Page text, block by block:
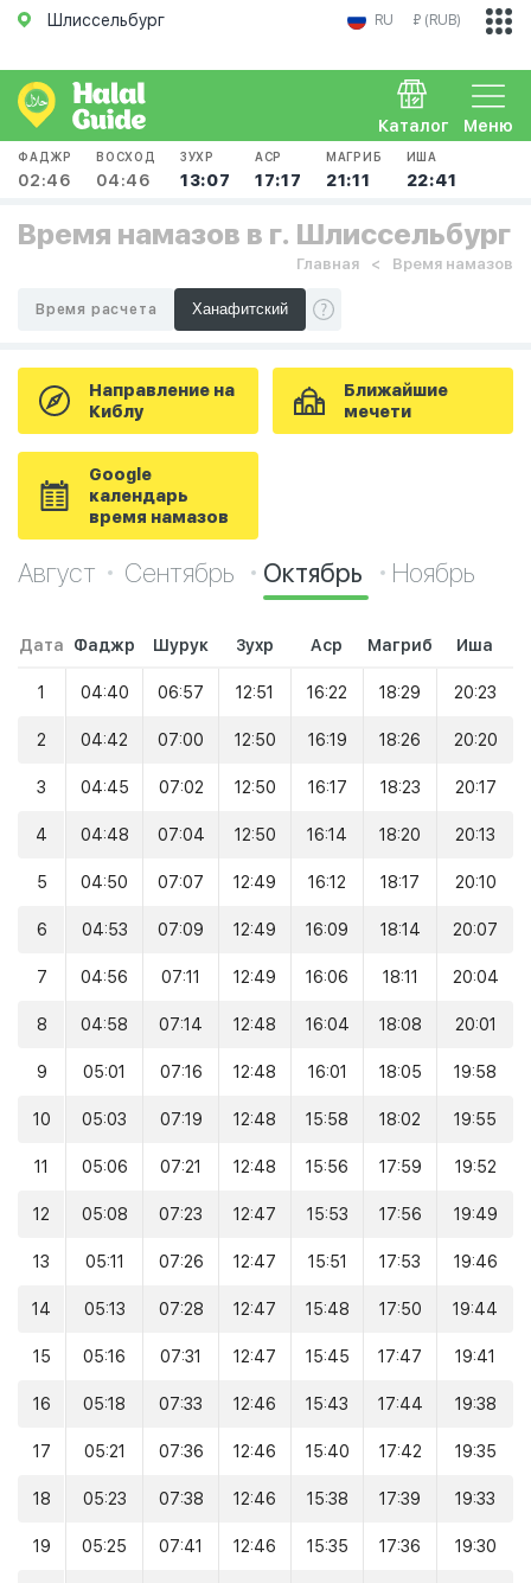
Шлиссельбург RU ₽ (RUB)
Меню
Каталог
ФАДЖР
02:46
ВОСХОД
04:46
ЗУХР
13:07
АСР
17:17
МАГРИБ
21:11
ИША
22:41
Время намазов в г. Шлиссельбург
Главная Время намазов
Время расчета
Направление на
Киблу
Ближайшие
мечети
Google
календарь
время намазов
Август Сентябрь Октябрь Ноябрь
Дата Фаджр Шурук Зухр Аср Магриб Иша
1 04:40 06:57 12:51 16:22 18:29 20:23
2 04:42 07:00 12:50 16:19 18:26 20:20
3 04:45 07:02 12:50 16:17 18:23 20:17
4 04:48 07:04 12:50 16:14 18:20 20:13
5 04:50 07:07 12:49 16:12 18:17 20:10
6 04:53 07:09 12:49 16:09 18:14 20:07
7 04:56 07:11 12:49 16:06 18:11 20:04
8 04:58 07:14 12:48 16:04 18:08 20:01
9 05:01 07:16 12:48 16:01 18:05 19:58
10 05:03 07:19 12:48 15:58 18:02 19:55
11 05:06 07:21 12:48 15:56 17:59 19:52
12 05:08 07:23 12:47 15:53 17:56 19:49
13 05:11 07:26 12:47 15:51 17:53 19:46
14 05:13 07:28 12:47 15:48 17:50 19:44
15 05:16 07:31 12:47 15:45 17:47 19:41
16 05:18 07:33 12:46 15:43 17:44 19:38
17 05:21 07:36 12:46 15:40 17:42 19:35
18 05:23 07:38 12:46 15:38 17:39 19:33
19 05:25 07:41 12:46 15:35 17:36 19:30